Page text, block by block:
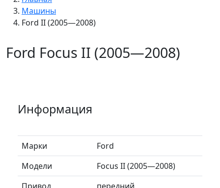
Машины
Ford II (2005—2008)
Ford Focus II (2005—2008)
Информация
Марки
Ford
Модели
Focus II (2005—2008)